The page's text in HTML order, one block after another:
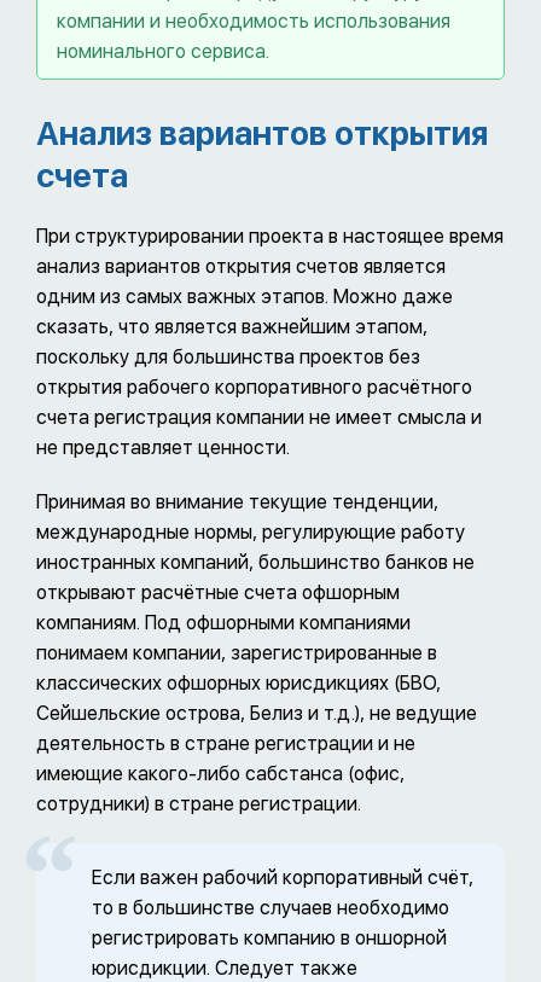
компании и необходимость использования
номинального сервиса.
Анализ вариантов открытия
счета
При структурировании проекта в настоящее время
анализ вариантов открытия счетов является
одним из самых важных этапов. Можно даже
сказать, что является важнейшим этапом,
поскольку для большинства проектов без
открытия рабочего корпоративного расчётного
счета регистрация компании не имеет смысла и
не представляет ценности.
Принимая во внимание текущие тенденции,
международные нормы, регулирующие работу
иностранных компаний, большинство банков не
открывают расчётные счета офшорным
компаниям. Под офшорными компаниями
понимаем компании, зарегистрированные в
классических офшорных юрисдикциях (БВО,
Сейшельские острова, Белиз и т.д.), не ведущие
деятельность в стране регистрации и не
имеющие какого-либо сабстанса (офис,
сотрудники) в стране регистрации.
Если важен рабочий корпоративный счёт,
то в большинстве случаев необходимо
регистрировать компанию в оншорной
юрисдикции. Следует также